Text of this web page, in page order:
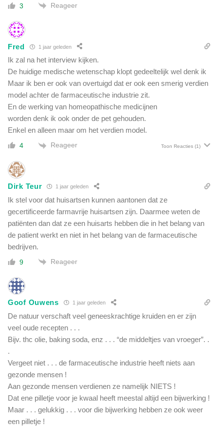
3 Reageer
Fred 1 jaar geleden
Ik zal na het interview kijken.
De huidige medische wetenschap klopt gedeeltelijk wel denk ik
Maar ik ben er ook van overtuigd dat er ook een smerig verdien
model achter de farmaceutische industrie zit.
En de werking van homeopathische medicijnen
worden denk ik ook onder de pet gehouden.
Enkel en alleen maar om het verdien model.
4 Reageer Toon Reacties (1)
Dirk Teur 1 jaar geleden
Ik stel voor dat huisartsen kunnen aantonen dat ze
gecertificeerde farmavrije huisartsen zijn. Daarmee weten de
patiënten dan dat ze een huisarts hebben die in het belang van
de patient werkt en niet in het belang van de farmaceutische
bedrijven.
9 Reageer
Goof Ouwens 1 jaar geleden
De natuur verschaft veel geneeskrachtige kruiden en er zijn
veel oude recepten . . .
Bijv. thc olie, baking soda, enz . . . “de middeltjes van vroeger”. .
.
Vergeet niet . . . de farmaceutische industrie heeft niets aan
gezonde mensen !
Aan gezonde mensen verdienen ze namelijk NIETS !
Dat ene pilletje voor je kwaal heeft meestal altijd een bijwerking !
Maar . . . gelukkig . . . voor die bijwerking hebben ze ook weer
een pilletje !